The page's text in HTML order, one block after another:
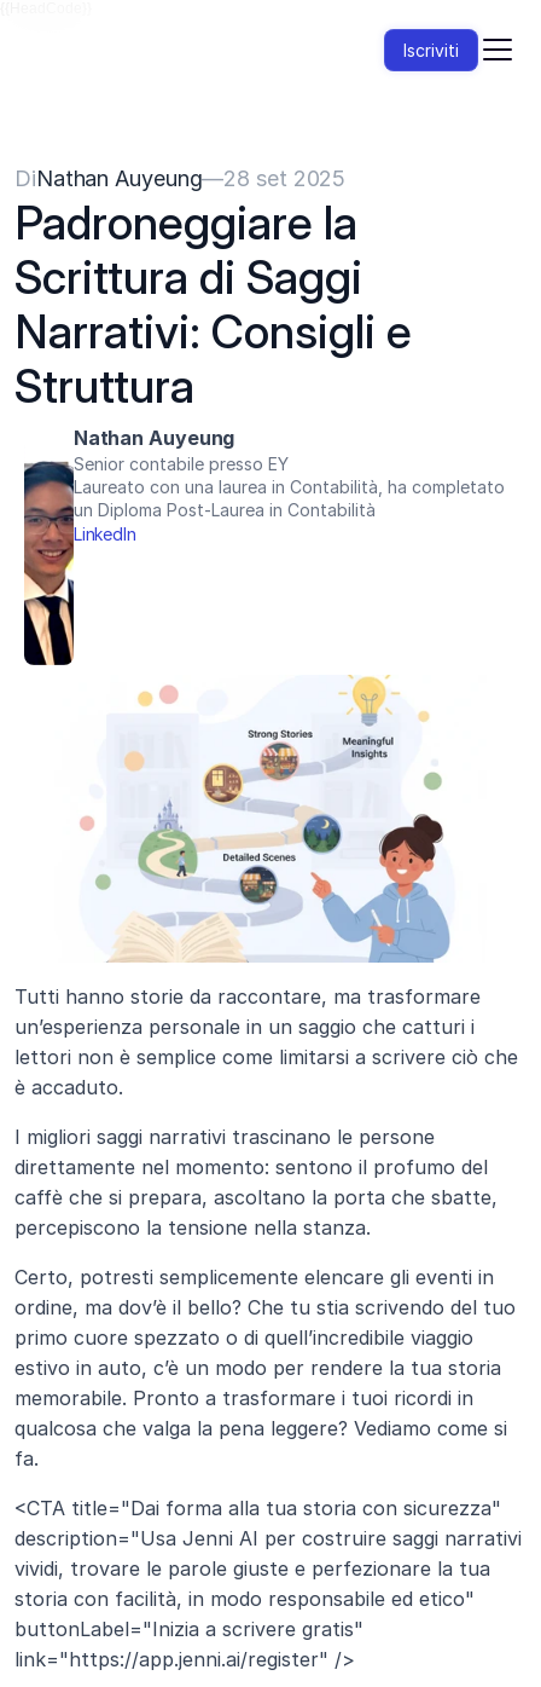
Iscriviti
DiNathan Auyeung—28 set 2025
Padroneggiare la
Scrittura di Saggi
Narrativi: Consigli e
Struttura
Nathan Auyeung
Senior contabile presso EY
Laureato con una laurea in Contabilità, ha completato
un Diploma Post-Laurea in Contabilità
LinkedIn
Tutti hanno storie da raccontare, ma trasformare
un’esperienza personale in un saggio che catturi i
lettori non è semplice come limitarsi a scrivere ciò che
è accaduto.
I migliori saggi narrativi trascinano le persone
direttamente nel momento: sentono il profumo del
caffè che si prepara, ascoltano la porta che sbatte,
percepiscono la tensione nella stanza.
Certo, potresti semplicemente elencare gli eventi in
ordine, ma dov’è il bello? Che tu stia scrivendo del tuo
primo cuore spezzato o di quell’incredibile viaggio
estivo in auto, c’è un modo per rendere la tua storia
memorabile. Pronto a trasformare i tuoi ricordi in
qualcosa che valga la pena leggere? Vediamo come si
fa.
<CTA title="Dai forma alla tua storia con sicurezza"
description="Usa Jenni AI per costruire saggi narrativi
vividi, trovare le parole giuste e perfezionare la tua
storia con facilità, in modo responsabile ed etico"
buttonLabel="Inizia a scrivere gratis"
link="https://app.jenni.ai/register" />